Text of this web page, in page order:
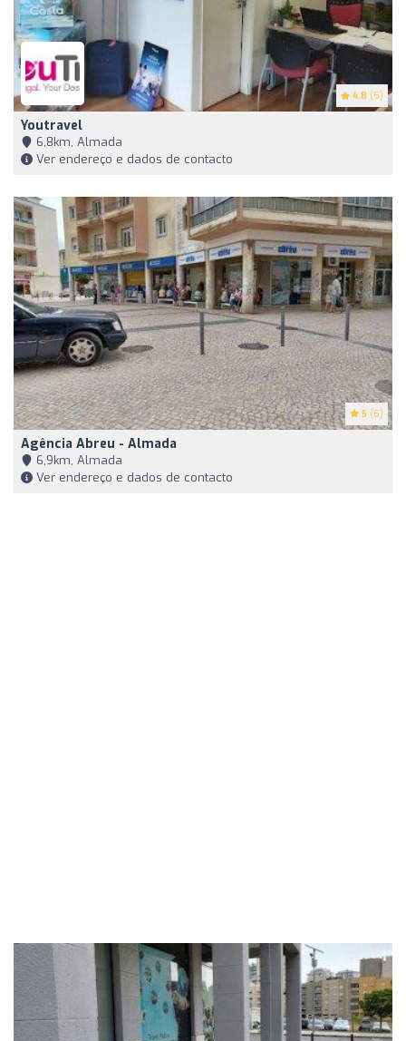
4.8 (5)
Youtravel
6,8km, Almada
Ver endereço e dados de contacto
5 (6)
Agência Abreu - Almada
6,9km, Almada
Ver endereço e dados de contacto